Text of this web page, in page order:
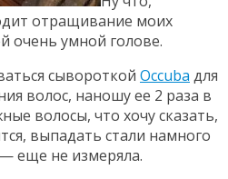
отращивание моих
очень умной голове.
сывороткой Occuba для
волос, наношу ее 2 раза в
волосы, что хочу сказать,
выпадать стали намного
еще не измеряла.